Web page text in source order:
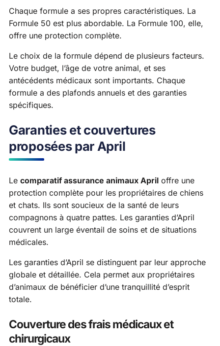
Chaque formule a ses propres caractéristiques. La
Formule 50 est plus abordable. La Formule 100, elle,
offre une protection complète.
Le choix de la formule dépend de plusieurs facteurs.
Votre budget, l’âge de votre animal, et ses
antécédents médicaux sont importants. Chaque
formule a des plafonds annuels et des garanties
spécifiques.
Garanties et couvertures
proposées par April
Le comparatif assurance animaux April offre une
protection complète pour les propriétaires de chiens
et chats. Ils sont soucieux de la santé de leurs
compagnons à quatre pattes. Les garanties d’April
couvrent un large éventail de soins et de situations
médicales.
Les garanties d’April se distinguent par leur approche
globale et détaillée. Cela permet aux propriétaires
d’animaux de bénéficier d’une tranquillité d’esprit
totale.
Couverture des frais médicaux et
chirurgicaux